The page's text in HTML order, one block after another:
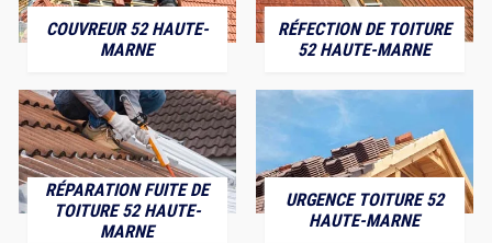
COUVREUR 52 HAUTE-
MARNE
RÉFECTION DE TOITURE
52 HAUTE-MARNE
RÉPARATION FUITE DE
TOITURE 52 HAUTE-
MARNE
URGENCE TOITURE 52
HAUTE-MARNE